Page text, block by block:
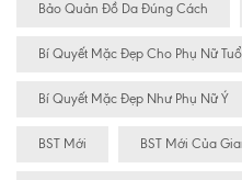
Bảo Quản Đồ Da Đúng Cách
Bí Quyết Mặc Đẹp Cho Phụ Nữ
Bí Quyết Mặc Đẹp Như Phụ Nữ Ý
BST Mới BST Mới Của